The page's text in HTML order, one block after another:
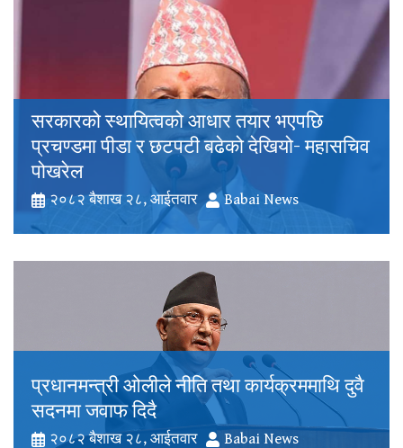
सरकारको स्थायित्वको आधार तयार भएपछि
प्रचण्डमा पीडा र छटपटी बढेको देखियो- महासचिव
पोखरेल
२०८२ बैशाख २८, आईतवार Babai News
प्रधानमन्त्री ओलीले नीति तथा कार्यक्रममाथि दुवै
सदनमा जवाफ दिदै
२०८२ बैशाख २८, आईतवार Babai News